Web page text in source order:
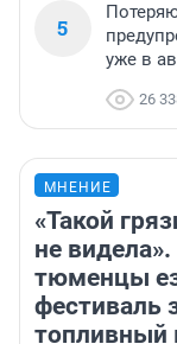
5
уже в
26
МНЕНИЕ
«Такой
не
тюменцы
фестиваль
топливный